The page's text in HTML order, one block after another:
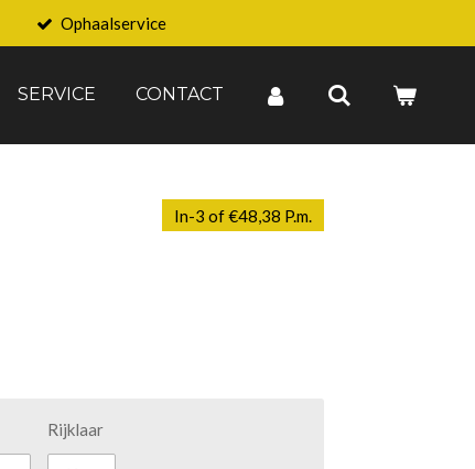
Ophaalservice
SERVICE CONTACT
In-3 of €48,38 P.m.
Rijklaar